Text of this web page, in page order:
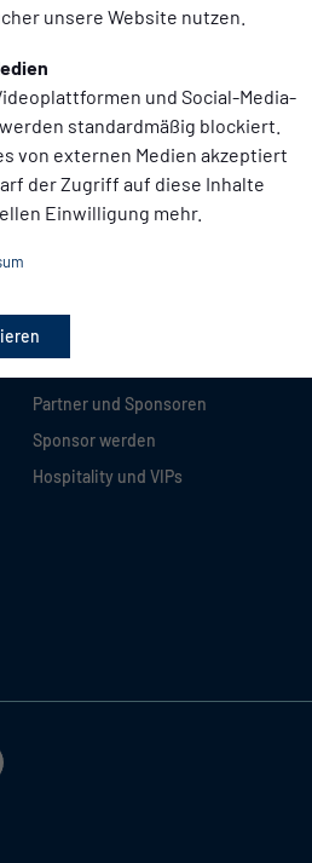
unsere Website nutzen.
und Social-Media-
standardmäßig blockiert.
von externen Medien akzeptiert
der Zugriff auf diese Inhalte
Einwilligung mehr.
Partner und Sponsoren
Sponsor werden
Hospitality und VIPs